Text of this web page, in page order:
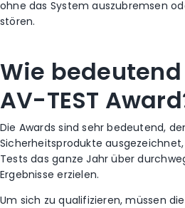
ohne das System auszubremsen
stören.
Wie
AV-TEST
Die Awards sind sehr bedeutend,
Sicherheitsprodukte
Tests das ganze Jahr über
Ergebnisse erzielen.
Um sich zu qualifizieren, müssen